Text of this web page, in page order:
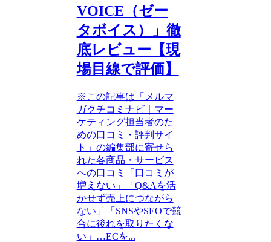
VOICE（ゼー
タボイス）」徹
底レビュー【現
場目線で評価】
※この記事は「メルマ
ガクチコミナビ｜マー
ケティング担当者のた
めの口コミ・評判サイ
ト」の編集部に寄せら
れた各商品・サービス
への口コミ「口コミが
増えない」「Q&Aを活
かせず売上につながら
ない」「SNSやSEOで競
合に後れを取りたくな
い」…ECを...